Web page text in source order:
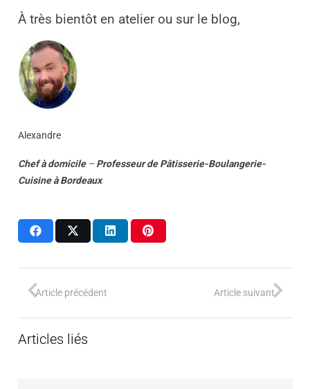
À très bientôt en atelier ou sur le blog,
Alexandre
Chef à domicile–Professeur de Pâtisserie-Boulangerie-
Cuisine à Bordeaux
Article précédent Article suivant
Articles liés